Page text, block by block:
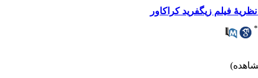
فیلم زیگفرید کراکاور
*